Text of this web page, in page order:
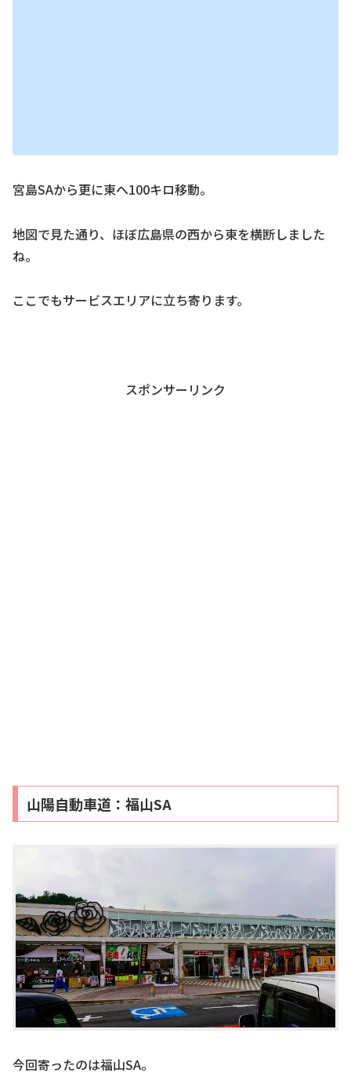
宮島SAから更に東へ100キロ移動。
地図で見た通り、ほぼ広島県の西から東を横断しました
ね。
ここでもサービスエリアに立ち寄ります。
スポンサーリンク
山陽自動車道：福山SA
今回寄ったのは福山SA。